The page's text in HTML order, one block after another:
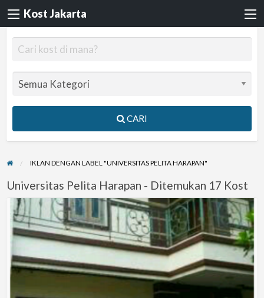
Kost Jakarta
CARI
IKLAN DENGAN LABEL "UNIVERSITAS PELITA HARAPAN"
Universitas Pelita Harapan - Ditemukan 17 Kost
Kos
kawasan
Tenang
Karawaci
Tangerang